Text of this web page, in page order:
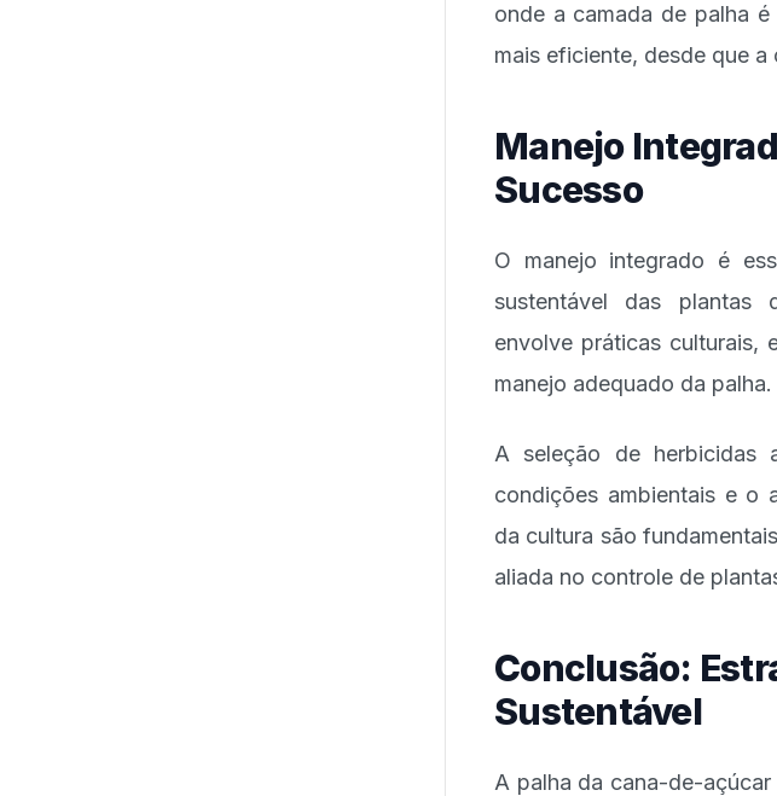
onde a camada de palha
mais eficiente, desde que
Manejo
Sucesso
O manejo integrado é
sustentável das plantas
envolve práticas culturais,
manejo adequado da palha.
A seleção de herbicidas
condições ambientais e o
da cultura são
aliada no controle de
Conclusão:
Sustentável
A palha da cana-de-